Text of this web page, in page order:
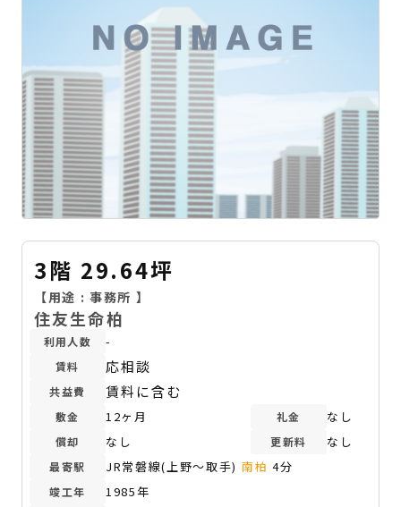
3階 29.64坪
【用途 :事務所 】
住友生命柏
利用人数 -
賃料 応相談
共益費 賃料に含む
敷金 12ヶ月 礼金 なし
償却 なし 更新料 なし
最寄駅 JR常磐線(上野～取手) 南柏 4分
竣工年 1985年